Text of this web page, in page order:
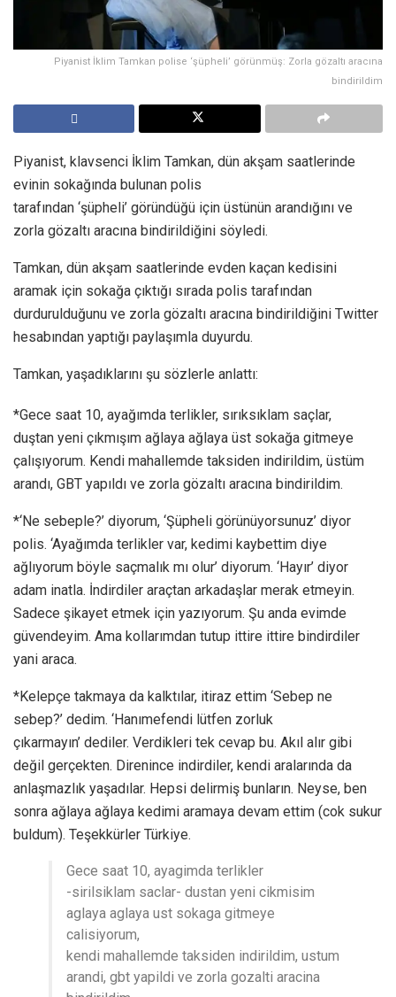
Piyanist İklim Tamkan polise ‘şüpheli’ görünmüş: Zorla gözaltı aracına
bindirildim
Piyanist, klavsenci İklim Tamkan, dün akşam saatlerinde
evinin sokağında bulunan polis
tarafından ‘şüpheli’ göründüğü için üstünün arandığını ve
zorla gözaltı aracına bindirildiğini söyledi.
Tamkan, dün akşam saatlerinde evden kaçan kedisini
aramak için sokağa çıktığı sırada polis tarafından
durdurulduğunu ve zorla gözaltı aracına bindirildiğini Twitter
hesabından yaptığı paylaşımla duyurdu.
Tamkan, yaşadıklarını şu sözlerle anlattı:
*Gece saat 10, ayağımda terlikler, sırıksıklam saçlar,
duştan yeni çıkmışım ağlaya ağlaya üst sokağa gitmeye
çalışıyorum. Kendi mahallemde taksiden indirildim, üstüm
arandı, GBT yapıldı ve zorla gözaltı aracına bindirildim.
*‘Ne sebeple?’ diyorum, ‘Şüpheli görünüyorsunuz’ diyor
polis. ‘Ayağımda terlikler var, kedimi kaybettim diye
ağlıyorum böyle saçmalık mı olur’ diyorum. ‘Hayır’ diyor
adam inatla. İndirdiler araçtan arkadaşlar merak etmeyin.
Sadece şikayet etmek için yazıyorum. Şu anda evimde
güvendeyim. Ama kollarımdan tutup ittire ittire bindirdiler
yani araca.
*Kelepçe takmaya da kalktılar, itiraz ettim ‘Sebep ne
sebep?’ dedim. ‘Hanımefendi lütfen zorluk
çıkarmayın’ dediler. Verdikleri tek cevap bu. Akıl alır gibi
değil gerçekten. Direnince indirdiler, kendi aralarında da
anlaşmazlık yaşadılar. Hepsi delirmiş bunların. Neyse, ben
sonra ağlaya ağlaya kedimi aramaya devam ettim (cok sukur
buldum). Teşekkürler Türkiye.
Gece saat 10, ayagimda terlikler
-sirilsiklam saclar- dustan yeni cikmisim
aglaya aglaya ust sokaga gitmeye
calisiyorum,
kendi mahallemde taksiden indirildim, ustum
arandi, gbt yapildi ve zorla gozalti aracina